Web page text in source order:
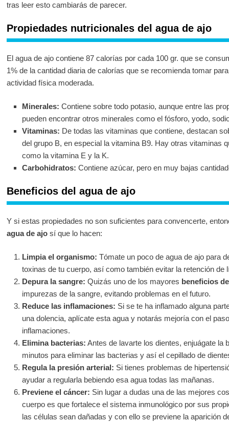
tras leer esto cambiarás de parecer.
Propiedades nutricionales del agua de ajo
El agua de ajo contiene 87 calorías por cada 100 gr. que se
1% de la cantidad diaria de calorías que se recomienda tomar
actividad física moderada.
Minerales: Contiene sobre todo potasio, aunque entre las
pueden encontrar otros minerales como el fósforo, yodo,
Vitaminas: De todas las vitaminas que contiene, destacan
del grupo B, en especial la vitamina B9. Hay otras vitaminas
como la vitamina E y la K.
Carbohidratos: Contiene azúcar, pero en muy bajas
Beneficios del agua de ajo
Y si estas propiedades no son suficientes para convencerte,
agua de ajosí que lo hacen:
Limpia el organismo: Tómate un poco de agua de ajo para
toxinas de tu cuerpo, así como también evitar la retención de
Depura la sangre: Quizás uno de los mayores beneficios
impurezas de la sangre, evitando problemas en el futuro.
Reduce las inflamaciones: Si se te ha inflamado alguna
una dolencia, aplícate esta agua y notarás mejoría con el
inflamaciones.
Elimina bacterias: Antes de lavarte los dientes, enjuágate la
minutos para eliminar las bacterias y así el cepillado de
Regula la presión arterial: Si tienes problemas de
ayudar a regularla bebiendo esa agua todas las mañanas.
Previene el cáncer: Sin lugar a dudas una de las mejores
cuerpo es que fortalece el sistema inmunológico por sus
las células sean dañadas y con ello se previene la aparición